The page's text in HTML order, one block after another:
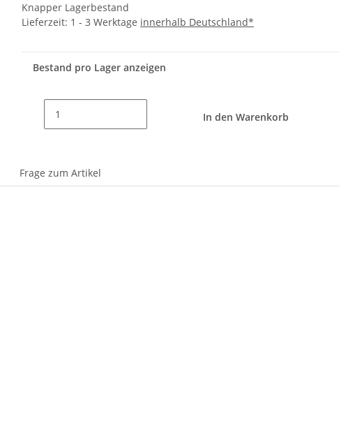
Knapper Lagerbestand
Lieferzeit: 1 - 3 Werktage innerhalb Deutschland*
Bestand pro Lager anzeigen
In den Warenkorb
Frage zum Artikel